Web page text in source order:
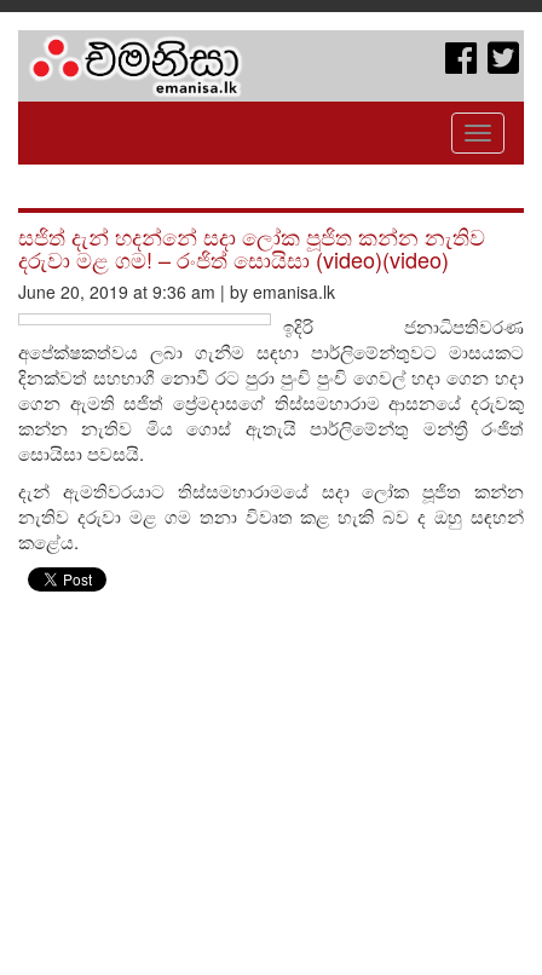
Toggle
සජිත් දැන් හදන්නේ සදා ලෝක පූජිත කන්න නැතිව
දරුවා මළ ගම! – රංජිත් සොයිසා (video)(video)
June 20, 2019 at 9:36 am | by emanisa.lk
ඉදිරි ජනාධිපතිවරණ
අපේක්ෂකත්වය ලබා ගැනීම සඳහා පාර්ලිමේන්තුවට මාසයකට
දිනක්වත් සහභාගී නොවී රට පුරා පුංචි පුංචි ගෙවල් හදා ගෙන හදා
ගෙන ඇමති සජිත් ප්‍රේමදාසගේ තිස්සමහාරාම ආසනයේ දරුවකු
කන්න නැතිව මිය ගොස් ඇතැයි පාර්ලිමේන්තු මන්ත්‍රී රංජිත්
සොයිසා පවසයි.
දැන් ඇමතිවරයාට තිස්සමහාරාමයේ සදා ලෝක පූජිත කන්න
නැතිව දරුවා මළ ගම තනා විවෘත කළ හැකි බව ද ඔහු සඳහන්
කළේය.